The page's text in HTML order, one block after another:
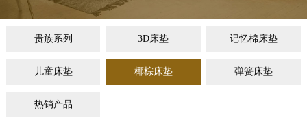
贵族系列 3D床垫 记忆棉床垫
儿童床垫 椰棕床垫 弹簧床垫
热销产品